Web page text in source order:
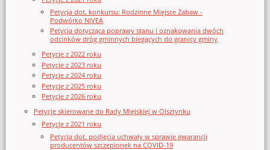
Petycja dot. konkursu: Rodzinne Miejsce Zabaw -
Podwórko NIVEA
Petycja dotycząca poprawy stanu i oznakowania dwóch
odcinków dróg gminnych biegących do granicy gminy
Petycje z 2022 roku
Petycje z 2023 roku
Petycje z 2024 roku
Petycje z 2025 roku
Petycje z 2026 roku
Petycje skierowane do Rady Miejskiej w Olsztynku
Petycje z 2021 roku
Petycja dot. podjęcia uchwały w sprawie gwarancji
producentów szczepionek na COVID-19